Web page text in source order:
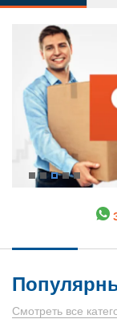
продукции
Смотреть все